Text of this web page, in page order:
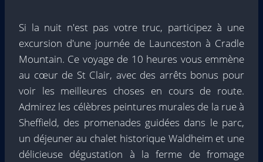
Si la nuit n'est pas votre truc, participez à une
excursion d'une journée de Launceston à Cradle
Mountain. Ce voyage de 10 heures vous emmène
au cœur de St Clair, avec des arrêts bonus pour
voir les meilleures choses en cours de route.
Admirez les célèbres peintures murales de la rue à
Sheffield, des promenades guidées dans le parc,
un déjeuner au chalet historique Waldheim et une
délicieuse dégustation à la ferme de fromage